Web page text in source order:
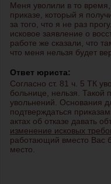
Меня уволили в то
приказе, который я
за того, что я не раз
исковое заявление о
работе же сказали, что
что меня нельзя будет
Ответ юриста:
Согласно ст. 81 ч. 5 ТК
больнице, нельзя. Такой
увольнений. Основания
подтверждаться
актах об отказе давать
изменение исковых
работающий вместо Вас
место.